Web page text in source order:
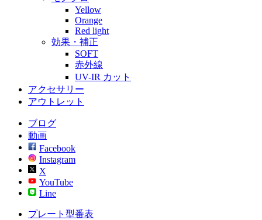
Yellow
Orange
Red light
効果・補正
SOFT
赤外線
UV-IR カット
アクセサリー
アウトレット
ブログ
動画
Facebook
Instagram
X
YouTube
Line
プレート型番表